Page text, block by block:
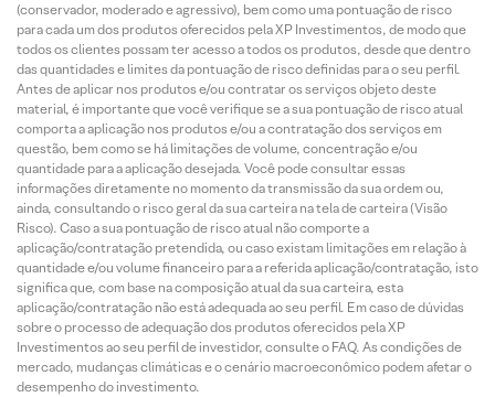
(conservador, moderado e agressivo), bem como uma pontuação de risco
para cada um dos produtos oferecidos pela XP Investimentos, de modo que
todos os clientes possam ter acesso a todos os produtos, desde que dentro
das quantidades e limites da pontuação de risco definidas para o seu perfil.
Antes de aplicar nos produtos e/ou contratar os serviços objeto deste
material, é importante que você verifique se a sua pontuação de risco atual
comporta a aplicação nos produtos e/ou a contratação dos serviços em
questão, bem como se há limitações de volume, concentração e/ou
quantidade para a aplicação desejada. Você pode consultar essas
informações diretamente no momento da transmissão da sua ordem ou,
ainda, consultando o risco geral da sua carteira na tela de carteira (Visão
Risco). Caso a sua pontuação de risco atual não comporte a
aplicação/contratação pretendida, ou caso existam limitações em relação à
quantidade e/ou volume financeiro para a referida aplicação/contratação, isto
significa que, com base na composição atual da sua carteira, esta
aplicação/contratação não está adequada ao seu perfil. Em caso de dúvidas
sobre o processo de adequação dos produtos oferecidos pela XP
Investimentos ao seu perfil de investidor, consulte o FAQ. As condições de
mercado, mudanças climáticas e o cenário macroeconômico podem afetar o
desempenho do investimento.